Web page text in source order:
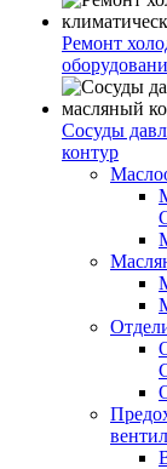
Ремонт
Сосуды
контур